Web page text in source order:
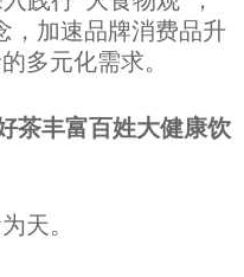
，加速品牌消费品升
多元化需求。
茶丰富百姓大健康饮
天。